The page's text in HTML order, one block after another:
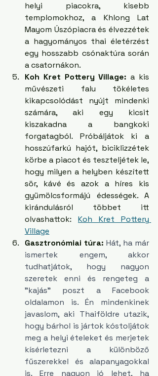
helyi piacokra, kisebb
templomokhoz, a Khlong Lat
Mayom Úszópiacra és élvezzétek
a hagyományos thai életérzést
egy hosszabb csónaktúra során
a csatornákon.
Koh Kret Pottery Village: a kis
művészeti falu tökéletes
kikapcsolódást nyújt mindenki
számára, aki egy kicsit
kiszakadna a bangkoki
forgatagból. Próbáljátok ki a
hosszúfarkú hajót, biciklizzétek
körbe a piacot és teszteljétek le,
hogy milyen a helyben készített
sör, kávé és azok a híres kis
gyümölcsformájú édességek. A
kirándulásról többet itt
olvashattok: Koh Kret Pottery
Village
Gasztronómiai túra: Hát, ha már
ismertek engem, akkor
tudhatjátok, hogy nagyon
szeretek enni és rengeteg a
"kajás" poszt a Facebook
oldalamon is. Én mindenkinek
javaslom, aki Thaiföldre utazik,
hogy bárhol is jártok kóstoljátok
meg a helyi ételeket és merjetek
kísérletezni a különböző
fűszerekkel és alapanyagokkal
is. Erre nagyon jó lehet, ha